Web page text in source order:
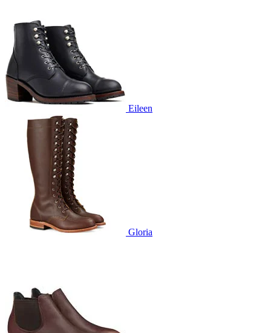
Eileen
Gloria